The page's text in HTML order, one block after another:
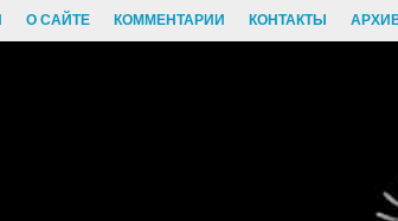
О САЙТЕ КОММЕНТАРИИ КОНТАКТЫ